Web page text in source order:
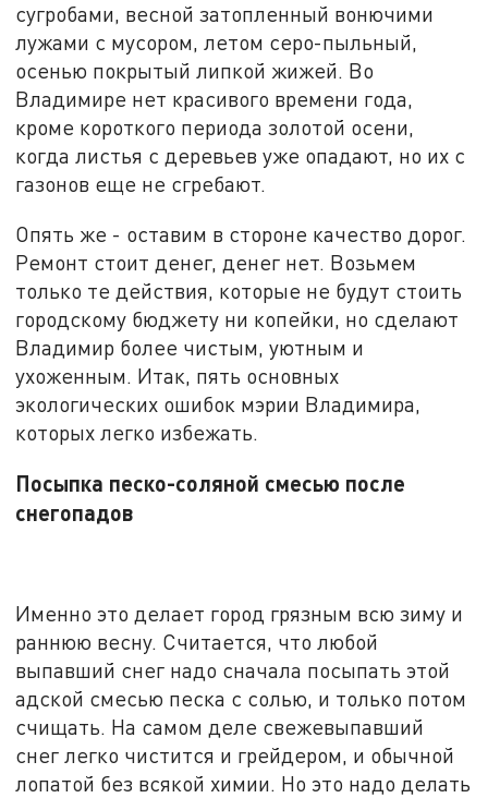
сугробами, весной затопленный вонючими
лужами с мусором, летом серо-пыльный,
осенью покрытый липкой жижей. Во
Владимире нет красивого времени года,
кроме короткого периода золотой осени,
когда листья с деревьев уже опадают, но их с
газонов еще не сгребают.
Опять же - оставим в стороне качество дорог.
Ремонт стоит денег, денег нет. Возьмем
только те действия, которые не будут стоить
городскому бюджету ни копейки, но сделают
Владимир более чистым, уютным и
ухоженным. Итак, пять основных
экологических ошибок мэрии Владимира,
которых легко избежать.
Посыпка песко-соляной смесью после
снегопадов
Именно это делает город грязным всю зиму и
раннюю весну. Считается, что любой
выпавший снег надо сначала посыпать этой
адской смесью песка с солью, и только потом
счищать. На самом деле свежевыпавший
снег легко чистится и грейдером, и обычной
лопатой без всякой химии. Но это надо делать